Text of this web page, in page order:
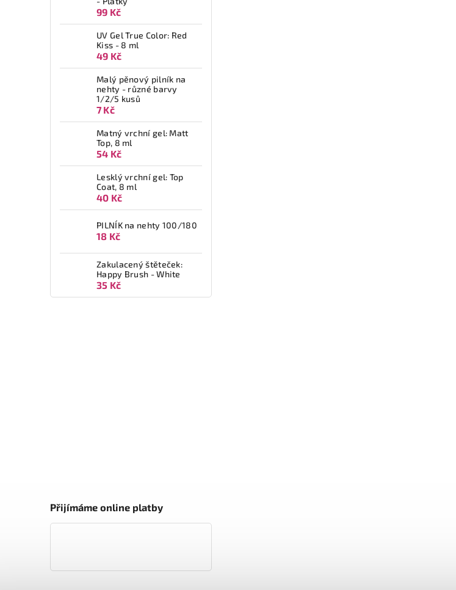
99 Kč
UV Gel True Color: Red
Kiss - 8 ml
49 Kč
Malý pěnový pilník na
nehty - různé barvy
1/2/5 kusů
7 Kč
Matný vrchní gel: Matt
Top, 8 ml
54 Kč
Lesklý vrchní gel: Top
Coat, 8 ml
40 Kč
PILNÍK na nehty 100/180
18 Kč
Zakulacený štěteček:
Happy Brush - White
35 Kč
Přijímáme online platby